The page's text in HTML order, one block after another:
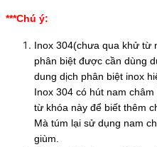
***Chú ý:
Inox 304(chưa qua khử từ
phân biệt được cần dùng
dung dịch phân biệt inox
Inox 304 có hút nam
từ khóa này để biết thêm
Mà túm lại sử dụng nam
giùm.